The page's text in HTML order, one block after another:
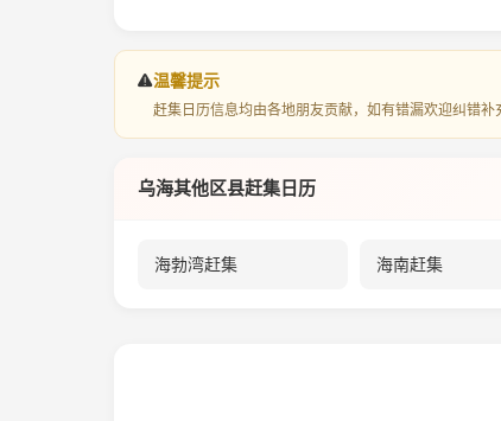
温馨提示
赶集日历信息均由各地朋友贡献，如有错漏欢迎纠错补
乌海其他区县赶集日历
海勃湾赶集 海南赶集